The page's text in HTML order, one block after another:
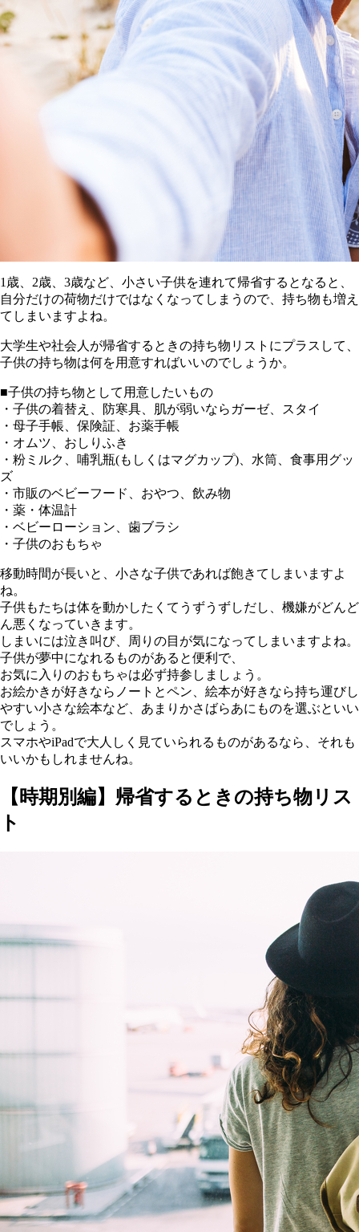
1歳、2歳、3歳など、小さい子供を連れて帰省するとなると、
自分だけの荷物だけではなくなってしまうので、持ち物も増え
てしまいますよね。
大学生や社会人が帰省するときの持ち物リストにプラスして、
子供の持ち物は何を用意すればいいのでしょうか。
■子供の持ち物として用意したいもの
・子供の着替え、防寒具、肌が弱いならガーゼ、スタイ
・母子手帳、保険証、お薬手帳
・オムツ、おしりふき
・粉ミルク、哺乳瓶(もしくはマグカップ)、水筒、食事用グッ
ズ
・市販のベビーフード、おやつ、飲み物
・薬・体温計
・ベビーローション、歯ブラシ
・子供のおもちゃ
移動時間が長いと、小さな子供であれば飽きてしまいますよ
ね。
子供もたちは体を動かしたくてうずうずしだし、機嫌がどんど
ん悪くなっていきます。
しまいには泣き叫び、周りの目が気になってしまいますよね。
子供が夢中になれるものがあると便利で、
お気に入りのおもちゃは必ず持参しましょう。
お絵かきが好きならノートとペン、絵本が好きなら持ち運びし
やすい小さな絵本など、あまりかさばらあにものを選ぶといい
でしょう。
スマホやiPadで大人しく見ていられるものがあるなら、それも
いいかもしれませんね。
【時期別編】帰省するときの持ち物リス
ト